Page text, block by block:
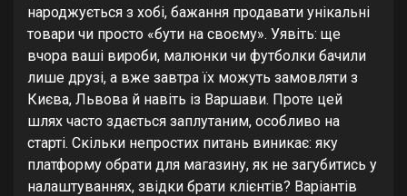
народжується з хобі, бажання продавати унікальні
товари чи просто «бути на своєму». Уявіть: ще
вчора ваші вироби, малюнки чи футболки бачили
лише друзі, а вже завтра їх можуть замовляти з
Києва, Львова й навіть із Варшави. Проте цей
шлях часто здається заплутаним, особливо на
старті. Скільки непростих питань виникає: яку
платформу обрати для магазину, як не загубитись у
налаштуваннях, звідки брати клієнтів? Варіантів